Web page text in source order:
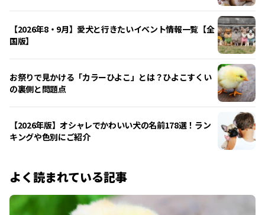
【2026年8・9月】愛犬と行きたいイベント情報一覧【全
国版】
お祭りで見かける「カラーひよこ」とは？ひよこすくい
の裏側と問題点
【2026年版】オシャレでかわいい犬の名前178選！ラン
キングや色別にご紹介
よく読まれている記事